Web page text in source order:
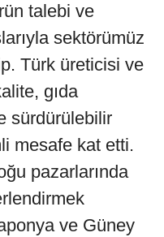
talebi ve
sektörümüz
Türk üreticisi ve
gıda
sürdürülebilir
mesafe kat etti.
pazarlarında
ve Güney